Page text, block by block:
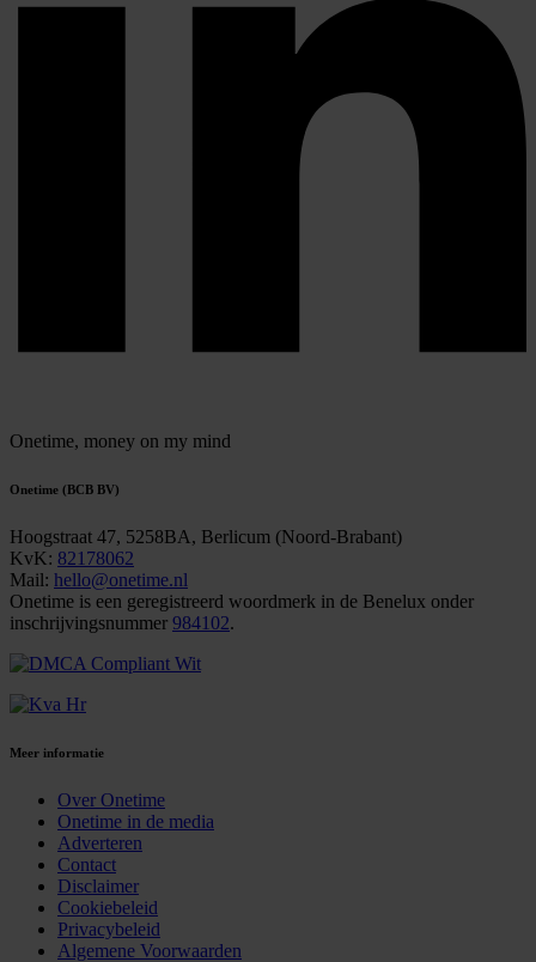
Onetime, money on my mind
Onetime (BCB BV)
Hoogstraat 47, 5258BA, Berlicum (Noord-Brabant)
KvK: 82178062
Mail: hello@onetime.nl
Onetime is een geregistreerd woordmerk in de Benelux onder
inschrijvingsnummer 984102.
Meer informatie
Over Onetime
Onetime in de media
Adverteren
Contact
Disclaimer
Cookiebeleid
Privacybeleid
Algemene Voorwaarden